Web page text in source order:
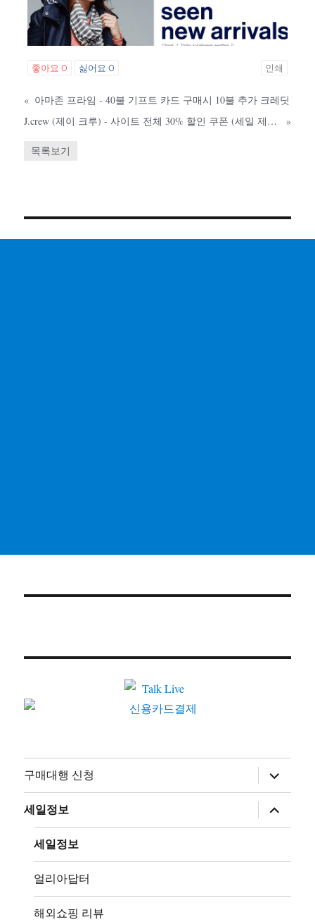
좋아요0 싫어요0 인쇄
« 아마존 프라임 - 40불 기프트 카드 구매시 10불 추가 크레딧
J.crew (제이 크루) - 사이트 전체 30% 할인 쿠폰 (세일 제품 추가 60% 할인)
»
목록보기
구매대행 신청
하
위
메
뉴
확
장
세일정보
하
위
메
장
세일정보
얼리아답터
해외쇼핑 리뷰